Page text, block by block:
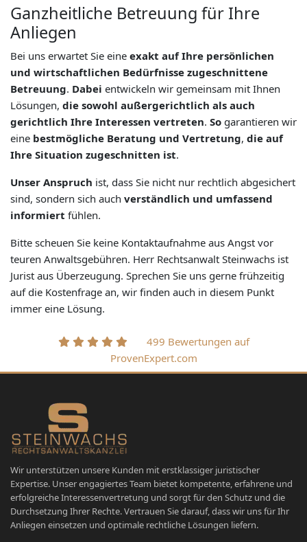
Ganzheitliche Betreuung für Ihre
Anliegen
Bei uns erwartet Sie eine exakt auf Ihre persönlichen
und wirtschaftlichen Bedürfnisse zugeschnittene
Betreuung. Dabei entwickeln wir gemeinsam mit Ihnen
Lösungen, die sowohl außergerichtlich als auch
gerichtlich Ihre Interessen vertreten. So garantieren wir
eine bestmögliche Beratung und Vertretung, die auf
Ihre Situation zugeschnitten ist.
Unser Anspruch ist, dass Sie nicht nur rechtlich abgesichert
sind, sondern sich auch verständlich und umfassend
informiert fühlen.
Bitte scheuen Sie keine Kontaktaufnahme aus Angst vor
teuren Anwaltsgebühren. Herr Rechtsanwalt Steinwachs ist
Jurist aus Überzeugung. Sprechen Sie uns gerne frühzeitig
auf die Kostenfrage an, wir finden auch in diesem Punkt
immer eine Lösung.
499 Bewertungen auf
ProvenExpert.com
Wir unterstützen unsere Kunden mit erstklassiger juristischer
Expertise. Unser engagiertes Team bietet kompetente, erfahrene und
erfolgreiche Interessenvertretung und sorgt für den Schutz und die
Durchsetzung Ihrer Rechte. Vertrauen Sie darauf, dass wir uns für Ihr
Anliegen einsetzen und optimale rechtliche Lösungen liefern.